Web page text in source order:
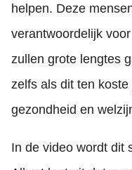
helpen. Deze
verantwoordelijk
zullen grote lengtes
zelfs als dit ten
gezondheid en
In de video wordt dit